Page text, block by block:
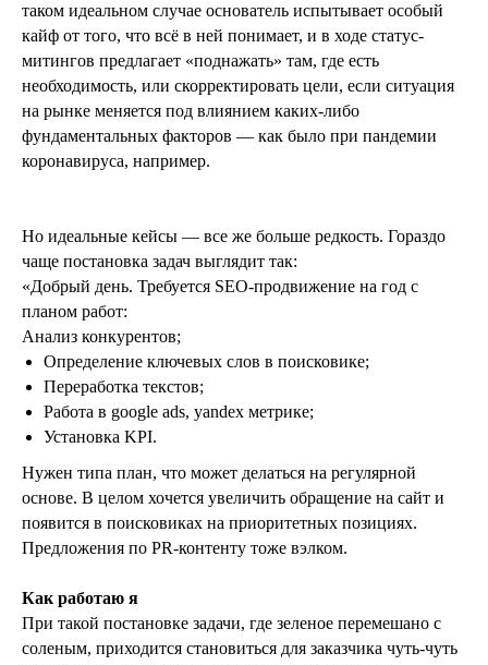
таком идеальном случае основатель испытывает особый
кайф от того, что всё в ней понимает, и в ходе статус-
митингов предлагает «поднажать» там, где есть
необходимость, или скорректировать цели, если ситуация
на рынке меняется под влиянием каких-либо
фундаментальных факторов — как было при пандемии
коронавируса, например.
Но идеальные кейсы — все же больше редкость. Гораздо
чаще постановка задач выглядит так:
«Добрый день. Требуется SEO-продвижение на год с
планом работ:
Анализ конкурентов;
Определение ключевых слов в поисковике;
Переработка текстов;
Работа в google ads, yandex метрике;
Установка KPI.
Нужен типа план, что может делаться на регулярной
основе. В целом хочется увеличить обращение на сайт и
появится в поисковиках на приоритетных позициях.
Предложения по PR-контенту тоже вэлком.
Как работаю я
При такой постановке задачи, где зеленое перемешано с
соленым, приходится становиться для заказчика чуть-чуть